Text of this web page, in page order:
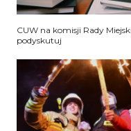
CUW na komisji Rady
podyskutuj